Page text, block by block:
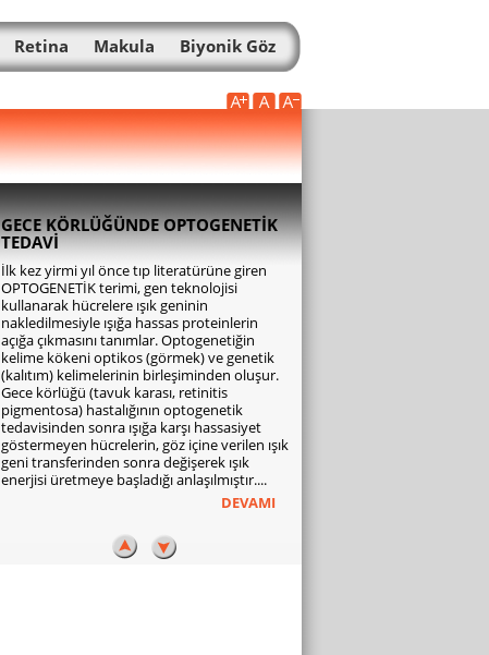
Retina Makula Biyonik Göz
GECE KÖRLÜĞÜNDE OPTOGENETİK
TEDAVİ
İlk kez yirmi yıl önce tıp literatürüne giren
OPTOGENETİK terimi, gen teknolojisi
kullanarak hücrelere ışık geninin
nakledilmesiyle ışığa hassas proteinlerin
açığa çıkmasını tanımlar. Optogenetiğin
kelime kökeni optikos (görmek) ve genetik
(kalıtım) kelimelerinin birleşiminden oluşur.
Gece körlüğü (tavuk karası, retinitis
pigmentosa) hastalığının optogenetik
tedavisinden sonra ışığa karşı hassasiyet
göstermeyen hücrelerin, göz içine verilen ışık
geni transferinden sonra değişerek ışık
enerjisi üretmeye başladığı anlaşılmıştır....
DEVAMI